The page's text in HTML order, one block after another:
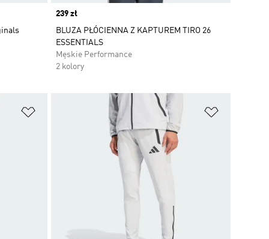
Price
239 zł
BLUZA PŁÓCIENNA Z KAPTUREM TIRO 26
ESSENTIALS
Męskie Performance
2 kolory
Dodaj do listy życzeń